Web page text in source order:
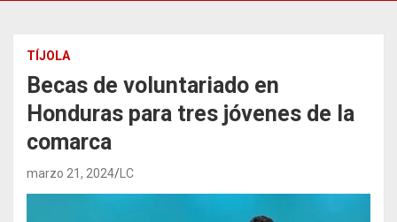
TÍJOLA
Becas de voluntariado en
Honduras para tres jóvenes de la
comarca
marzo 21, 2024 LC